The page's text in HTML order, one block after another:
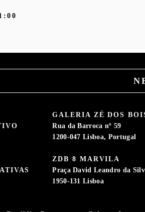
GALERIA ZÉ DOS
Rua da Barroca nº 59
1200-047 Lisboa, Portugal
ZDB 8 MARVILA
Praça David Leandro da
1950-131 Lisboa